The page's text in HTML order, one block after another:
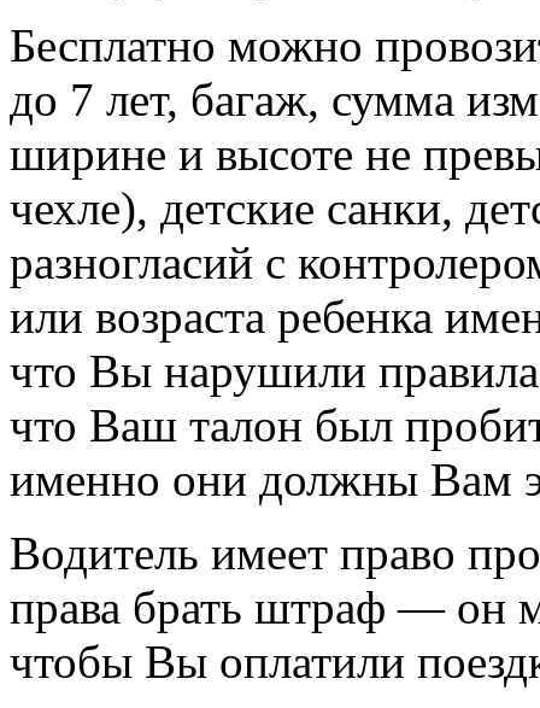
Бесплатно можно
до 7 лет, багаж, сумма
ширине и высоте не
чехле), детские санки,
разногласий с
или возраста ребенка
что Вы нарушили
что Ваш талон был
именно они должны Вам
Водитель имеет право
права брать штраф — он
чтобы Вы оплатили